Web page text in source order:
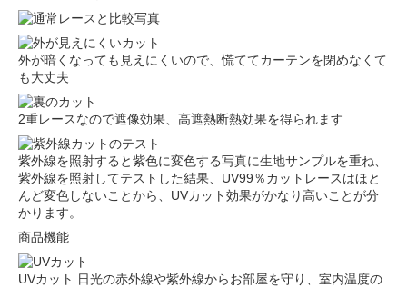
外が暗くなっても見えにくいので、慌ててカーテンを閉めなくて
も大丈夫
2重レースなので遮像効果、高遮熱断熱効果を得られます
紫外線を照射すると紫色に変色する写真に生地サンプルを重ね、
紫外線を照射してテストした結果、UV99％カットレースはほと
んど変色しないことから、UVカット効果がかなり高いことが分
かります。
商品機能
UVカット 日光の赤外線や紫外線からお部屋を守り、室内温度の